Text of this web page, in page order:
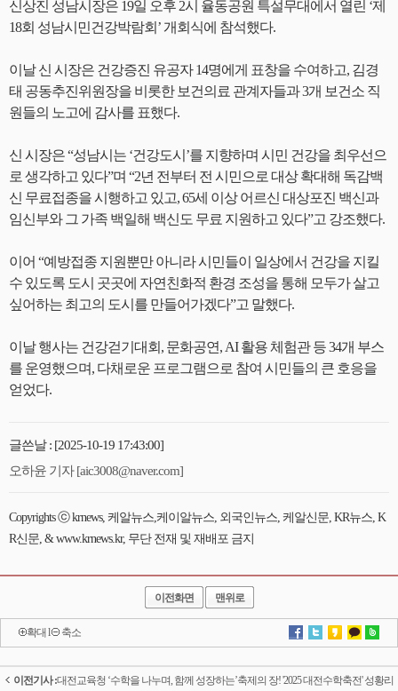
신상진 성남시장은 19일 오후 2시 율동공원 특설무대에서 열린 ‘제
18회 성남시민건강박람회’ 개회식에 참석했다.
이날 신 시장은 건강증진 유공자 14명에게 표창을 수여하고, 김경
태 공동추진위원장을 비롯한 보건의료 관계자들과 3개 보건소 직
원들의 노고에 감사를 표했다.
신 시장은 “성남시는 ‘건강도시’를 지향하며 시민 건강을 최우선으
로 생각하고 있다”며 “2년 전부터 전 시민으로 대상 확대해 독감백
신 무료접종을 시행하고 있고, 65세 이상 어르신 대상포진 백신과
임신부와 그 가족 백일해 백신도 무료 지원하고 있다”고 강조했다.
이어 “예방접종 지원뿐만 아니라 시민들이 일상에서 건강을 지킬
수 있도록 도시 곳곳에 자연친화적 환경 조성을 통해 모두가 살고
싶어하는 최고의 도시를 만들어가겠다”고 말했다.
이날 행사는 건강걷기대회, 문화공연, AI 활용 체험관 등 34개 부스
를 운영했으며, 다채로운 프로그램으로 참여 시민들의 큰 호응을
얻었다.
글쓴날 : [2025-10-19 17:43:00]
오하윤 기자 [aic3008@naver.com]
Copyrights ⓒ krnews, 케알뉴스,케이알뉴스, 외국인뉴스, 케알신문, KR뉴스, K
R신문, & www.krnews.kr, 무단 전재 및 재배포 금지
이전화면 맨위로
확대 l 축소
이전기사 :대전교육청 ‘수학을 나누며, 함께 성장하는’축제의 장! '2025 대전수학축전' 성황리